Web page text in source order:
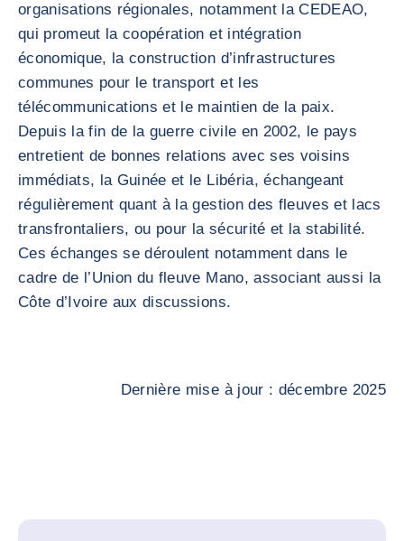
organisations régionales, notamment la CEDEAO,
qui promeut la coopération et intégration
économique, la construction d’infrastructures
communes pour le transport et les
télécommunications et le maintien de la paix.
Depuis la fin de la guerre civile en 2002, le pays
entretient de bonnes relations avec ses voisins
immédiats, la Guinée et le Libéria, échangeant
régulièrement quant à la gestion des fleuves et lacs
transfrontaliers, ou pour la sécurité et la stabilité.
Ces échanges se déroulent notamment dans le
cadre de l’Union du fleuve Mano, associant aussi la
Côte d’Ivoire aux discussions.
Dernière mise à jour : décembre 2025